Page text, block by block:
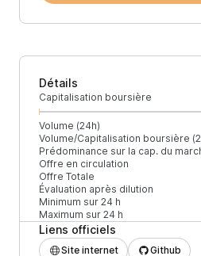
Détails
Capitalisation boursière
Volume (24h)
Volume/Capitalisation boursière
Prédominance sur la cap. du
Offre en circulation
Offre Totale
Évaluation après dilution
Minimum sur 24 h
Maximum sur 24 h
Liens officiels
Site internet Github